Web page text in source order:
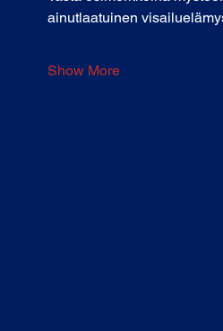
ainutlaatuinen
Show More